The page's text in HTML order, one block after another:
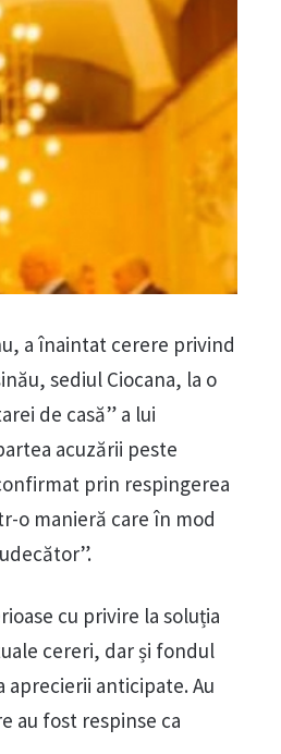
a înaintat cerere privind
sediul Ciocana, la o
de casă” a lui
acuzării peste
prin respingerea
o manieră care în mod
cu privire la soluția
cereri, dar și fondul
anticipate. Au
au fost respinse ca